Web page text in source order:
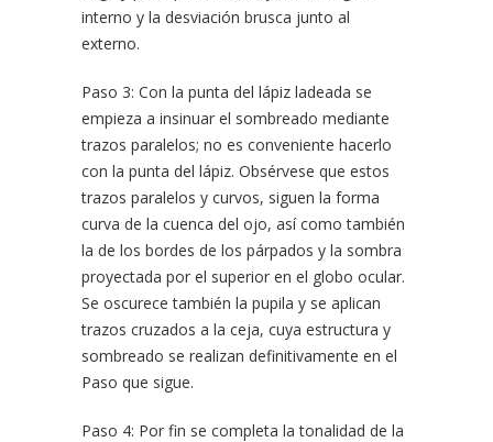
interno y la desviación brusca junto al
externo.
Paso 3: Con la punta del lápiz ladeada se
empieza a insinuar el sombreado mediante
trazos paralelos; no es conveniente hacerlo
con la punta del lápiz. Obsérvese que estos
trazos paralelos y curvos, siguen la forma
curva de la cuenca del ojo, así como también
la de los bordes de los párpados y la sombra
proyectada por el superior en el globo ocular.
Se oscurece también la pupila y se aplican
trazos cruzados a la ceja, cuya estructura y
sombreado se realizan definitivamente en el
Paso que sigue.
Paso 4: Por fin se completa la tonalidad de la